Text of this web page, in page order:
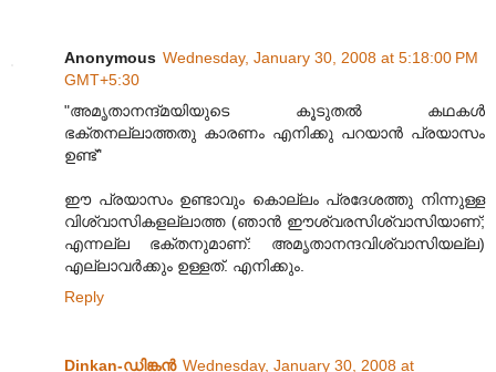
Anonymous Wednesday, January 30, 2008 at 5:18:00 PM
GMT+5:30
"അമൃതാനന്ദ്മയിയുടെ കൂടുതല്‍ കഥകള്‍
ഭക്തനല്ലാത്തതു കാരണം എനിക്കു പറയാന്‍ പ്രയാസം
ഉണ്ട്"
ഈ പ്രയാസം ഉണ്ടാവും കൊല്ലം പ്രദേശത്തു നിന്നുള്ള
വിശ്വാസികളല്ലാത്ത (ഞാന്‍ ഈശ്വരസിശ്വാസിയാണ്;
എന്നല്ല ഭക്തനുമാണ്: അമൃതാനന്ദവിശ്വാസിയല്ല)
എല്ലാവര്‍ക്കും ഉള്ളത്. എനിക്കും.
Reply
Dinkan-ഡിങ്കന്‍ Wednesday, January 30, 2008 at